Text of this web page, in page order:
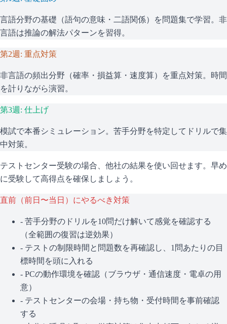
言語分野の基礎（語句の意味・二語関係）を問題集で学習。非
言語は推論の解法パターンを習得。
第2週: 重点対策
非言語の頻出分野（確率・損益算・速度算）を重点対策。時間
を計りながら演習。
第3週: 仕上げ
模試で本番シミュレーション。苦手分野を特定してドリルで集
中対策。
テストセンター受験の場合、他社の結果を使い回せます。早め
に受験して高得点を確保しましょう。
直前（前日〜当日）にやるべき対策
- 苦手分野のドリルを10問だけ解いて感覚を確認する
（全範囲の復習は逆効果）
- テストの制限時間と問題数を再確認し、1問あたりの目
標時間を頭に入れる
- PCの動作環境を確認（ブラウザ・通信速度・電卓の用
意）
- テストセンターの会場・持ち物・受付時間を事前確認
する